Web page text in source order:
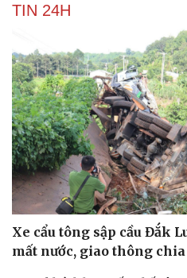
TIN 24H
Xe cẩu tông sập cầu Đắk
mất nước, giao thông chia